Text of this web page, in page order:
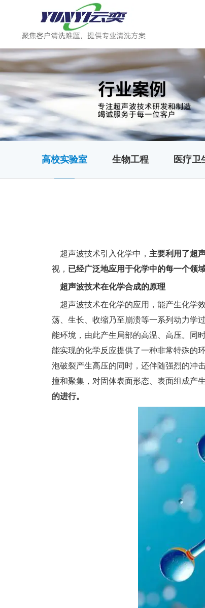
高校实验室 生物工程 医疗卫
超声波技术引入化学中， 主要利用了超
视， 已经广泛地应用于化学中的每一个领
超声波技术在化学合成的原理
超声波技术在化学的应用，能产生化学
荡、生长、收缩乃至崩溃等一系列动力学
能环境，由此产生局部的高温、高压。同
能实现的化学反应提供了一种非常特殊的
泡破裂产生高压的同时，还伴随强烈的冲
撞和聚集，对固体表面形态、表面组成产
的进行。